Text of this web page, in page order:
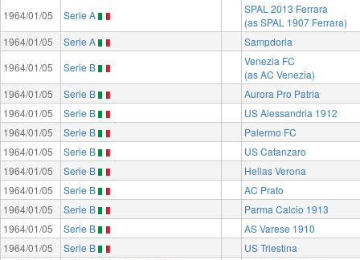
1964/01/05
Serie A
SPAL 2013 Ferrara
(as SPAL 1907 Ferrara)
1964/01/05
Serie A
Sampdoria
1964/01/05
Serie B
Venezia FC
(as AC Venezia)
1964/01/05
Serie B
Aurora Pro Patria
1964/01/05
Serie B
US Alessandria 1912
1964/01/05
Serie B
Palermo FC
1964/01/05
Serie B
US Catanzaro
1964/01/05
Serie B
Hellas Verona
1964/01/05
Serie B
AC Prato
1964/01/05
Serie B
Parma Calcio 1913
1964/01/05
Serie B
AS Varese 1910
1964/01/05
Serie B
US Triestina